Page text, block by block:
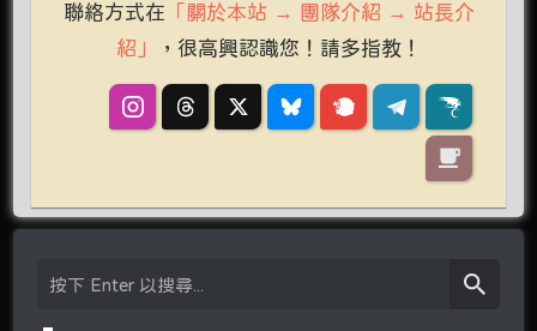
聯絡方式在 「關於本站 → 團隊介紹 → 站長介
紹」
，很高興認識您！請多指教！